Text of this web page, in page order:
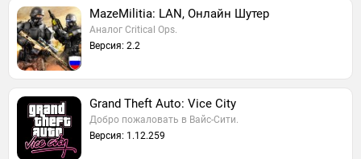
MazeMilitia: LAN, Онлайн Шутер
Аналог Critical Ops.
Версия: 2.2
Grand Theft Auto: Vice City
Добро пожаловать в Вайс-Сити.
Версия: 1.12.259